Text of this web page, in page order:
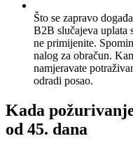
Što se zapravo
B2B slučajeva uplata
ne primijenite.
nalog za obračun.
namjeravate
odradi posao.
Kada
od 45. dana